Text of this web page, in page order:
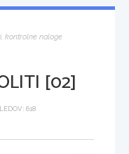
kontrolne naloge
[02]
618